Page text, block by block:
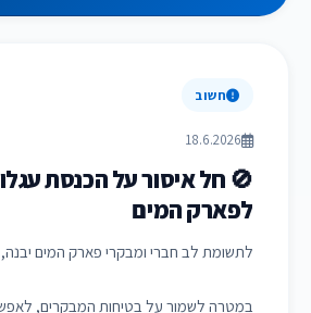
חשוב
18.6.2026
🚫 חל איסור על הכנסת
לפארק המים
לתשומת לב חברי ומבקרי פארק המים יבנה,
במטרה לשמור על בטיחות המבקרים,